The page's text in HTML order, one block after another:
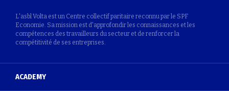
L'asbl Volta est un Centre collectif paritaire reconnu par le SPF
Economie. Sa mission est d'approfondir les connaissances et les
compétences des travailleurs du secteur et de renforcer la
compétitivité de ses entreprises.
ACADEMY